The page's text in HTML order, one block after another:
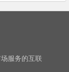
服务的互联